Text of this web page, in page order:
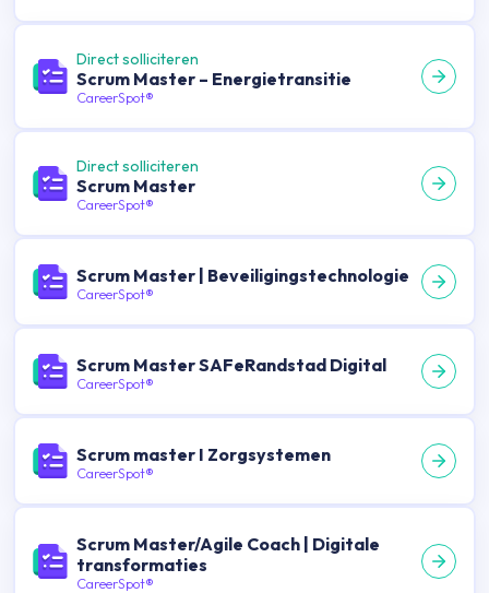
Direct solliciteren
Scrum Master – Energietransitie
CareerSpot®
Direct solliciteren
Scrum Master
CareerSpot®
Scrum Master | Beveiligingstechnologie
CareerSpot®
Scrum Master SAFeRandstad Digital
CareerSpot®
Scrum master I Zorgsystemen
CareerSpot®
Scrum Master/Agile Coach | Digitale
transformaties
CareerSpot®